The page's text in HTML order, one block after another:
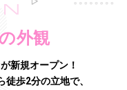
外観
新規オープン！
歩2分の立地で、